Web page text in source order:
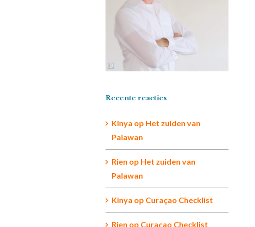
Recente reacties
Kinya op Het zuiden van
Palawan
Rien op Het zuiden van
Palawan
Kinya op Curaçao Checklist
Rien op Curaçao Checklist